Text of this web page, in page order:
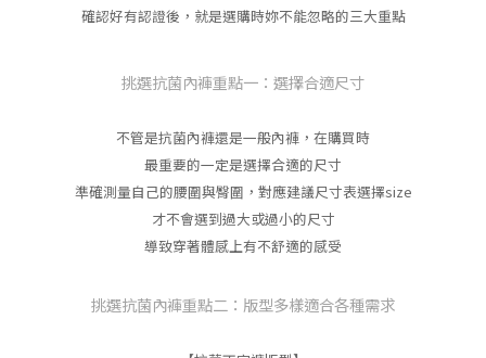
確認好有認證後，就是選購時妳不能忽略的三大重點
挑選抗菌內褲重點一：選擇合適尺寸
不管是抗菌內褲還是一般內褲，在購買時
最重要的一定是選擇合適的尺寸
準確測量自己的腰圍與臀圍，對應建議尺寸表選擇size
才不會選到過大或過小的尺寸
導致穿著體感上有不舒適的感受
挑選抗菌內褲重點二：版型多樣適合各種需求